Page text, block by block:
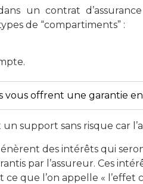
un contrat
de “compartiments” :
vous offrent une garantie en
un support sans risque car
des intérêts qui
par l’assureur. Ces
ce que l’on appelle « l’effet